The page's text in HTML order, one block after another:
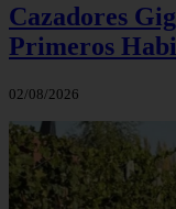
Cazadores
Primeros
02/08/2026